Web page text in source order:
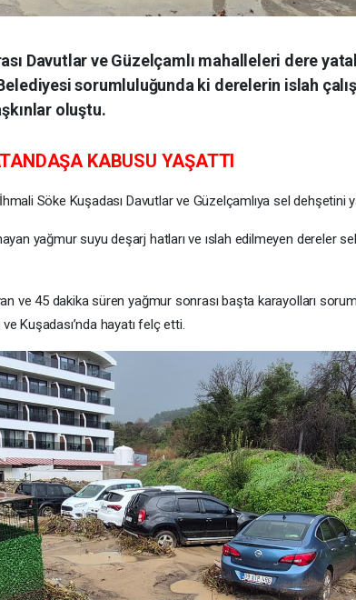
Davutlar ve Güzelçamlı mahalleleri dere
sorumluluğunda ki derelerin islah
oluştu.
KABUSU YAŞATTI
Söke Kuşadası Davutlar ve Güzelçamlıya sel dehşetini
yağmur suyu deşarj hatları ve ıslah edilmeyen dereler
ve 45 dakika süren yağmur sonrası başta karayolları
Kuşadası’nda hayatı felç etti.